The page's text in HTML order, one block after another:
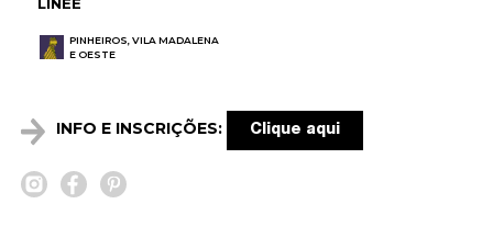
LINEE
PINHEIROS, VILA MADALENA
E OESTE
INFO E INSCRIÇÕES: Clique aqui